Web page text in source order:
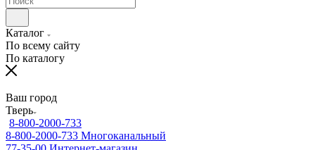
Каталог
По всему сайту
По каталогу
Ваш город
Тверь
8-800-2000-733
8-800-2000-733 Многоканальный